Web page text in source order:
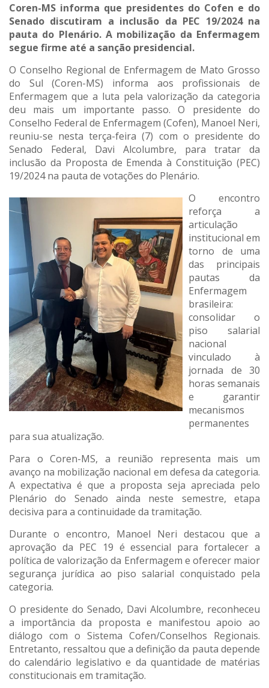
Coren-MS informa que presidentes do Cofen e do
Senado discutiram a inclusão da PEC 19/2024 na
pauta do Plenário. A mobilização da Enfermagem
segue firme até a sanção presidencial.
O Conselho Regional de Enfermagem de Mato Grosso
do Sul (Coren-MS) informa aos profissionais de
Enfermagem que a luta pela valorização da categoria
deu mais um importante passo. O presidente do
Conselho Federal de Enfermagem (Cofen), Manoel Neri,
reuniu-se nesta terça-feira (7) com o presidente do
Senado Federal, Davi Alcolumbre, para tratar da
inclusão da Proposta de Emenda à Constituição (PEC)
19/2024 na pauta de votações do Plenário.
O encontro
reforça a
articulação
institucional em
torno de uma
das principais
pautas da
Enfermagem
brasileira:
consolidar o
piso salarial
nacional
vinculado à
jornada de 30
horas semanais
e garantir
mecanismos
permanentes
para sua atualização.
Para o Coren-MS, a reunião representa mais um
avanço na mobilização nacional em defesa da categoria.
A expectativa é que a proposta seja apreciada pelo
Plenário do Senado ainda neste semestre, etapa
decisiva para a continuidade da tramitação.
Durante o encontro, Manoel Neri destacou que a
aprovação da PEC 19 é essencial para fortalecer a
política de valorização da Enfermagem e oferecer maior
segurança jurídica ao piso salarial conquistado pela
categoria.
O presidente do Senado, Davi Alcolumbre, reconheceu
a importância da proposta e manifestou apoio ao
diálogo com o Sistema Cofen/Conselhos Regionais.
Entretanto, ressaltou que a definição da pauta depende
do calendário legislativo e da quantidade de matérias
constitucionais em tramitação.